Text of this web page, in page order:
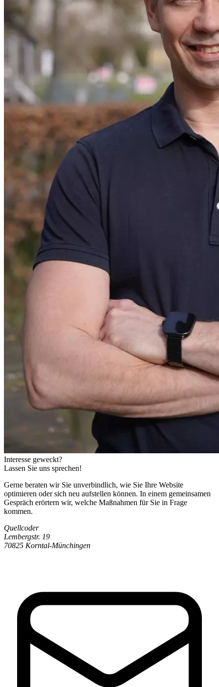
Interesse geweckt?
Lassen Sie uns sprechen!
Gerne beraten wir Sie unverbindlich, wie Sie Ihre Website
optimieren oder sich neu aufstellen können. In einem gemeinsamen
Gespräch erörtern wir, welche Maßnahmen für Sie in Frage
kommen.
Quellcoder
Lembergstr. 19
70825 Korntal-Münchingen